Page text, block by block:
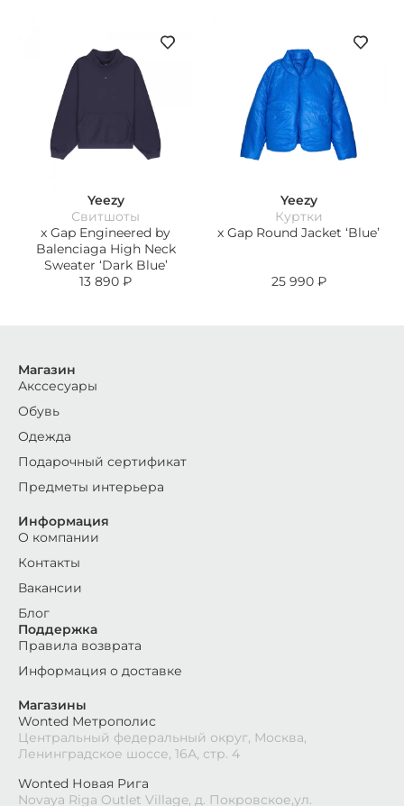
Yeezy
Свитшоты
x Gap Engineered by
Balenciaga High Neck
Sweater ‘Dark Blue’
13 890 ₽
Yeezy
Куртки
x Gap Round Jacket ‘Blue’
25 990 ₽
Магазины
Wonted Метрополис
Центральный федеральный округ, Москва,
Ленинградское шоссе, 16А, стр. 4
Wonted Новая Рига
Novaya Riga Outlet Village, д. Покровское,ул.
Магазин
Акссесуары
Обувь
Одежда
Подарочный сертификат
Предметы интерьера
Информация
О компании
Контакты
Вакансии
Блог
Поддержка
Правила возврата
Информация о доставке